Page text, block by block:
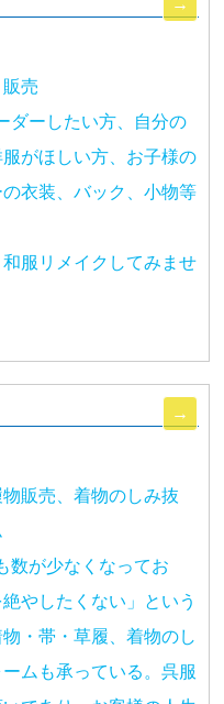
売
ダーしたい方、自分の
がほしい方、お子様の
衣装、バック、小物等
服リメイクしてみませ
販売、着物のしみ抜
数が少なくなってお
やしたくない」という
・帯・草履、着物のし
ムも承っている。呉服